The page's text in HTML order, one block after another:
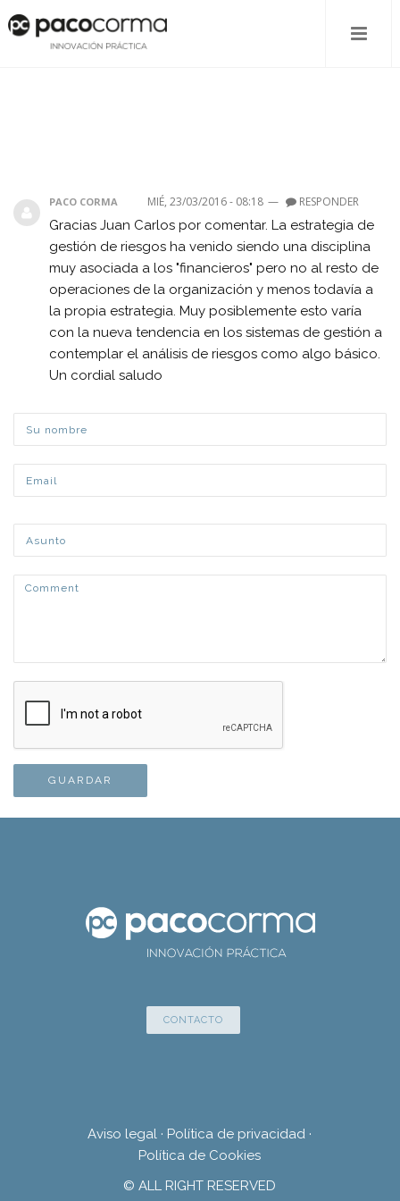
PACO CORMA MIÉ, 23/03/2016 - 08:18 — RESPONDER
Gracias Juan Carlos por comentar. La estrategia de
gestión de riesgos ha venido siendo una disciplina
muy asociada a los "financieros" pero no al resto de
operaciones de la organización y menos todavía a
la propia estrategia. Muy posiblemente esto varía
con la nueva tendencia en los sistemas de gestión a
contemplar el análisis de riesgos como algo básico.
Un cordial saludo
CONTACTO
Aviso legal · Política de privacidad ·
Política de Cookies
© ALL RIGHT RESERVED